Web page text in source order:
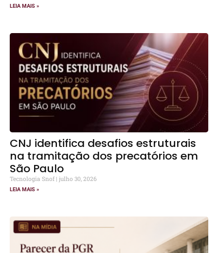
LEIA MAIS »
CNJ identifica desafios estruturais
na tramitação dos precatórios em
São Paulo
Tecnologia Snof julho 30, 2026
LEIA MAIS »